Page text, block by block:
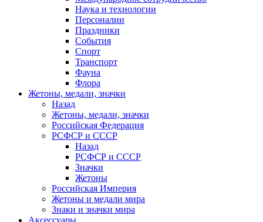
Наука и технологии
Персоналии
Праздники
События
Спорт
Транспорт
Фауна
Флора
Жетоны, медали, значки
Назад
Жетоны, медали, значки
Российская Федерация
РСФСР и СССР
Назад
РСФСР и СССР
Значки
Жетоны
Российская Империя
Жетоны и медали мира
Знаки и значки мира
Аксессуары